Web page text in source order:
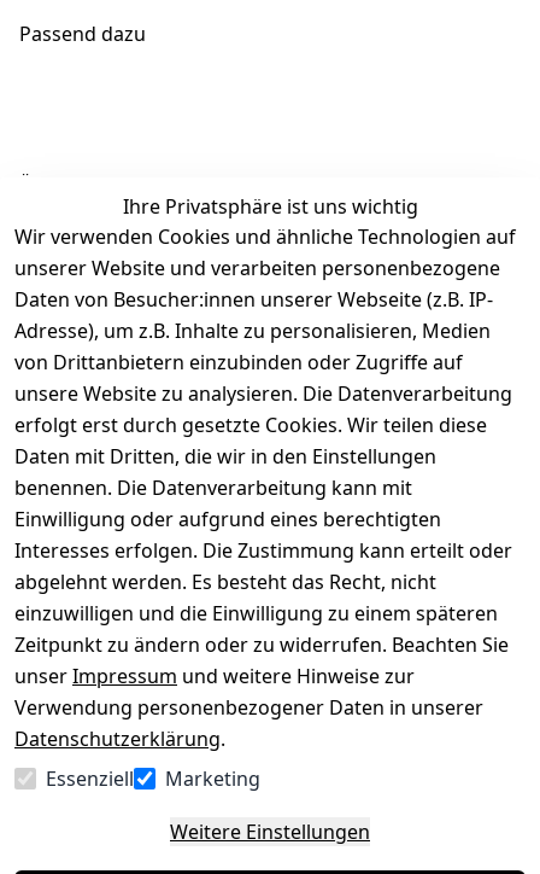
Passend dazu
Ähnliche Produkte
Ihre Privatsphäre ist uns wichtig
Wir verwenden Cookies und ähnliche Technologien auf
unserer Website und verarbeiten personenbezogene
Daten von Besucher:innen unserer Webseite (z.B. IP-
Adresse), um z.B. Inhalte zu personalisieren, Medien
von Drittanbietern einzubinden oder Zugriffe auf
unsere Website zu analysieren. Die Datenverarbeitung
erfolgt erst durch gesetzte Cookies. Wir teilen diese
Daten mit Dritten, die wir in den Einstellungen
benennen. Die Datenverarbeitung kann mit
Einwilligung oder aufgrund eines berechtigten
Interesses erfolgen. Die Zustimmung kann erteilt oder
abgelehnt werden. Es besteht das Recht, nicht
einzuwilligen und die Einwilligung zu einem späteren
Zeitpunkt zu ändern oder zu widerrufen. Beachten Sie
unserImpressum und weitere Hinweise zur
Verwendung personenbezogener Daten in unserer
Datenschutzerklärung.
Essenziell
Marketing
Weitere Einstellungen
Rechtliches
AGB
Impressum
Datenschutze
rklärung
Barrierefreihe
itserklärung
Widerrufsrec
ht
Über uns
Kontakt
Registrieren
Kataloge zum
Download
Pflege &
Kundendienst
Kiefermöbel
Hilfe
Wir
versenden
mit
Zahle
bequem per
Vertrag
widerrufen